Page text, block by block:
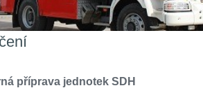
příprava jednotek SDH